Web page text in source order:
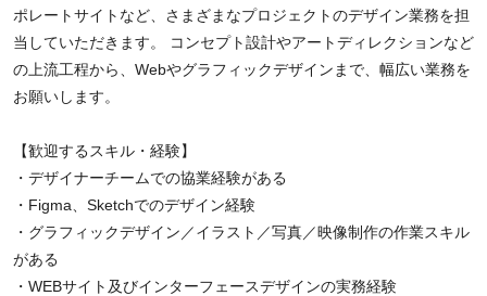
ポレートサイトなど、さまざまなプロジェクトのデザイン業務を担
当していただきます。 コンセプト設計やアートディレクションなど
の上流工程から、Webやグラフィックデザインまで、幅広い業務を
お願いします。
【歓迎するスキル・経験】
・デザイナーチームでの協業経験がある
・Figma、Sketchでのデザイン経験
・グラフィックデザイン／イラスト／写真／映像制作の作業スキル
がある
・WEBサイト及びインターフェースデザインの実務経験